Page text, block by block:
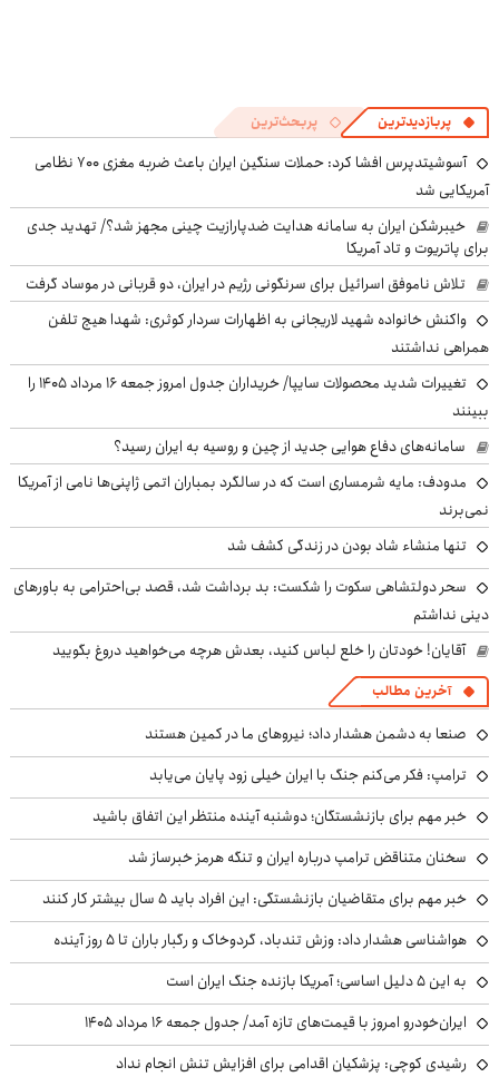
پربازدیدترین پربحث‌ترین
آسوشیتدپرس افشا کرد: حملات سنگین ایران باعث ضربه مغزی ۷۰۰ نظامی
آمریکایی شد
خیبرشکن ایران به سامانه هدایت ضدپارازیت چینی مجهز شد؟/ تهدید جدی
برای پاتریوت و تاد آمریکا
تلاش ناموفق اسرائیل برای سرنگونی رژیم در ایران، دو قربانی در موساد گرفت
واکنش خانواده شهید لاریجانی به اظهارات سردار کوثری: شهدا هیچ تلفن
همراهی نداشتند
تغییرات شدید محصولات سایپا/ خریداران جدول امروز جمعه ۱۶ مرداد ۱۴۰۵ را
ببینند
سامانه‌های دفاع هوایی جدید از چین و روسیه به ایران رسید؟
مدودف: مایه شرمساری است که در سالگرد بمباران اتمی ژاپنی‌ها نامی از آمریکا
نمی‌برند
تنها منشاء شاد بودن در زندگی کشف شد
سحر دولتشاهی سکوت را شکست: بد برداشت شد، قصد بی‌احترامی به باورهای
دینی نداشتم
آقایان! خودتان را خلع لباس کنید، بعدش هرچه می‌خواهید دروغ بگویید
آخرین مطالب
صنعا به دشمن هشدار داد؛ نیروهای ما در کمین هستند
ترامپ: فکر می‌کنم جنگ با ایران خیلی زود پایان می‌یابد
خبر مهم برای بازنشستگان؛ دوشنبه آینده منتظر این اتفاق باشید
سخنان متناقض ترامپ درباره ایران و تنگه هرمز خبرساز شد
خبر مهم برای متقاضیان بازنشستگی: این افراد باید ۵ سال بیشتر کار کنند
هواشناسی هشدار داد: وزش تندباد، گردوخاک و رگبار باران تا ۵ روز آینده
به این ۵ دلیل اساسی؛ آمریکا بازنده جنگ ایران است
ایران‌خودرو امروز با قیمت‌های تازه آمد/ جدول جمعه ۱۶ مرداد ۱۴۰۵
رشیدی کوچی: پزشکیان اقدامی برای افزایش تنش انجام نداد